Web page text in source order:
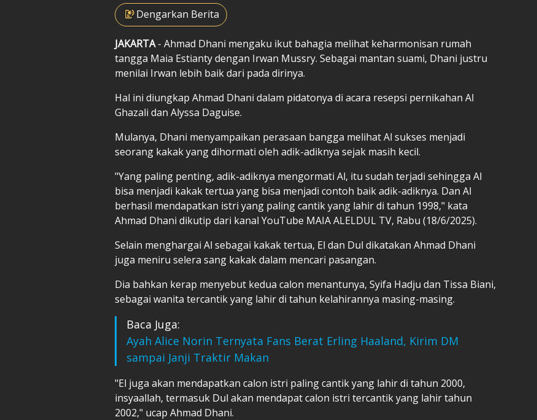
Dengarkan Berita
JAKARTA- Ahmad Dhani mengaku ikut bahagia melihat keharmonisan rumah
tangga Maia Estianty dengan Irwan Mussry. Sebagai mantan suami, Dhani justru
menilai Irwan lebih baik dari pada dirinya.
Hal ini diungkap Ahmad Dhani dalam pidatonya di acara resepsi pernikahan Al
Ghazali dan Alyssa Daguise.
Mulanya, Dhani menyampaikan perasaan bangga melihat Al sukses menjadi
seorang kakak yang dihormati oleh adik-adiknya sejak masih kecil.
"Yang paling penting, adik-adiknya mengormati Al, itu sudah terjadi sehingga Al
bisa menjadi kakak tertua yang bisa menjadi contoh baik adik-adiknya. Dan Al
berhasil mendapatkan istri yang paling cantik yang lahir di tahun 1998," kata
Ahmad Dhani dikutip dari kanal YouTube MAIA ALELDUL TV, Rabu (18/6/2025).
Selain menghargai Al sebagai kakak tertua, El dan Dul dikatakan Ahmad Dhani
juga meniru selera sang kakak dalam mencari pasangan.
Dia bahkan kerap menyebut kedua calon menantunya, Syifa Hadju dan Tissa Biani,
sebagai wanita tercantik yang lahir di tahun kelahirannya masing-masing.
Baca Juga:
Ayah Alice Norin Ternyata Fans Berat Erling Haaland, Kirim DM
sampai Janji Traktir Makan
"El juga akan mendapatkan calon istri paling cantik yang lahir di tahun 2000,
insyaallah, termasuk Dul akan mendapat calon istri tercantik yang lahir tahun
2002," ucap Ahmad Dhani.